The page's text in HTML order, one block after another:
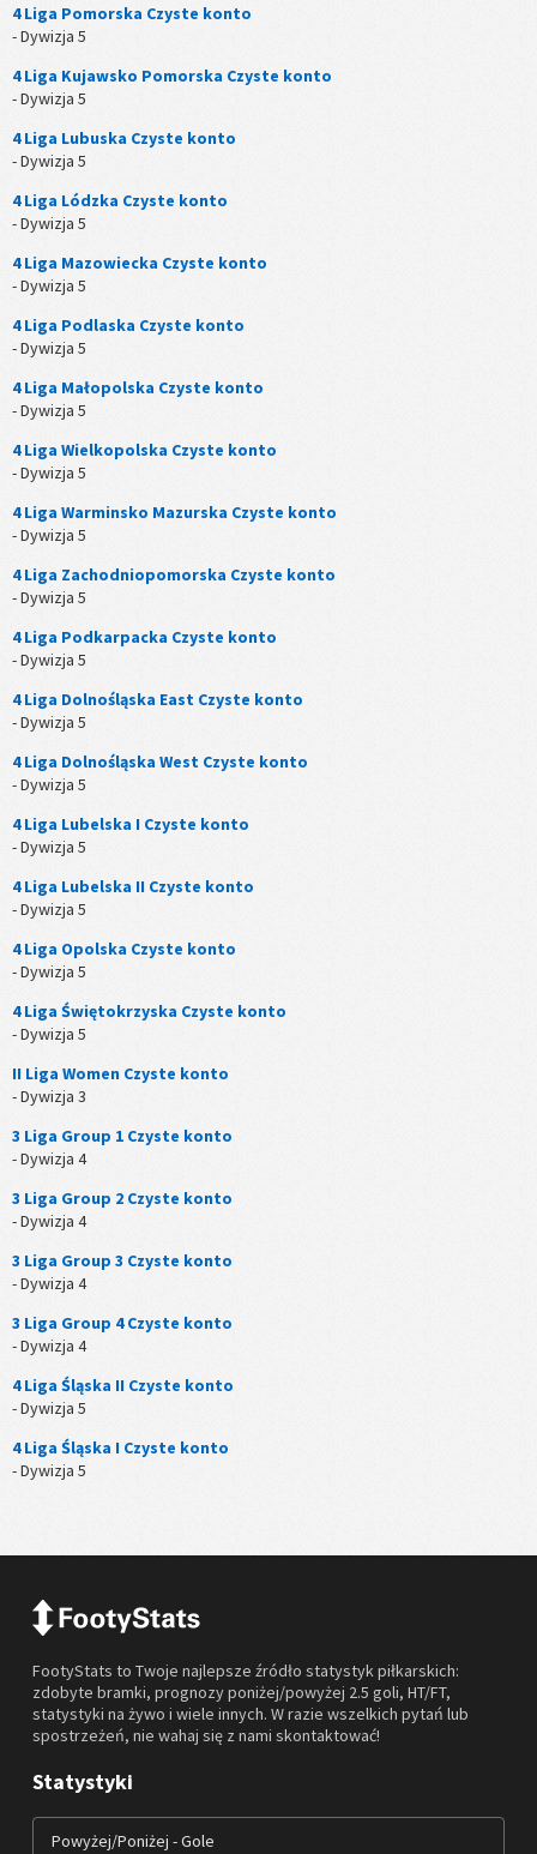
4 Liga Pomorska Czyste konto
- Dywizja 5
4 Liga Kujawsko Pomorska Czyste konto
- Dywizja 5
4 Liga Lubuska Czyste konto
- Dywizja 5
4 Liga Lódzka Czyste konto
- Dywizja 5
4 Liga Mazowiecka Czyste konto
- Dywizja 5
4 Liga Podlaska Czyste konto
- Dywizja 5
4 Liga Małopolska Czyste konto
- Dywizja 5
4 Liga Wielkopolska Czyste konto
- Dywizja 5
4 Liga Warminsko Mazurska Czyste konto
- Dywizja 5
4 Liga Zachodniopomorska Czyste konto
- Dywizja 5
4 Liga Podkarpacka Czyste konto
- Dywizja 5
4 Liga Dolnośląska East Czyste konto
- Dywizja 5
4 Liga Dolnośląska West Czyste konto
- Dywizja 5
4 Liga Lubelska I Czyste konto
- Dywizja 5
4 Liga Lubelska II Czyste konto
- Dywizja 5
4 Liga Opolska Czyste konto
- Dywizja 5
4 Liga Świętokrzyska Czyste konto
- Dywizja 5
II Liga Women Czyste konto
- Dywizja 3
3 Liga Group 1 Czyste konto
- Dywizja 4
3 Liga Group 2 Czyste konto
- Dywizja 4
3 Liga Group 3 Czyste konto
- Dywizja 4
3 Liga Group 4 Czyste konto
- Dywizja 4
4 Liga Śląska II Czyste konto
- Dywizja 5
4 Liga Śląska I Czyste konto
- Dywizja 5
FootyStats to Twoje najlepsze źródło statystyk piłkarskich:
zdobyte bramki, prognozy poniżej/powyżej 2.5 goli, HT/FT,
statystyki na żywo i wiele innych. W razie wszelkich pytań lub
spostrzeżeń, nie wahaj się z nami skontaktować!
Statystyki
Powyżej/Poniżej - Gole